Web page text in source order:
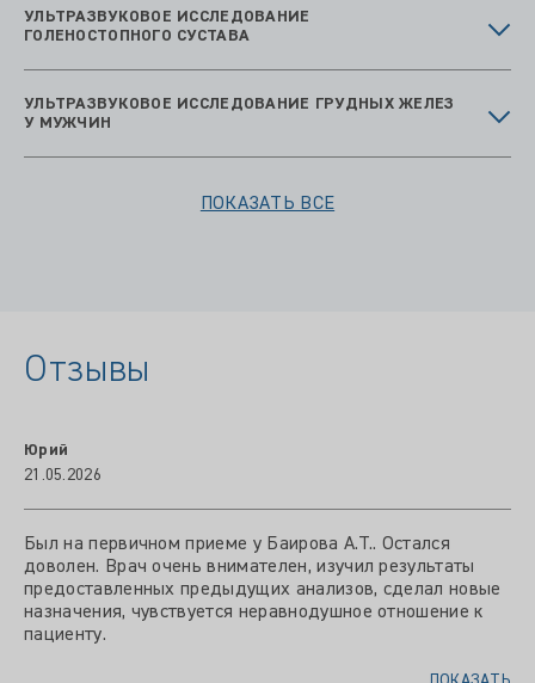
УЛЬТРАЗВУКОВОЕ ИССЛЕДОВАНИЕ
ГОЛЕНОСТОПНОГО СУСТАВА
УЛЬТРАЗВУКОВОЕ ИССЛЕДОВАНИЕ ГРУДНЫХ ЖЕЛЕЗ
У МУЖЧИН
ПОКАЗАТЬ ВСЕ
Отзывы
Юрий
21.05.2026
Был на первичном приеме у Баирова А.Т.. Остался
доволен. Врач очень внимателен, изучил результаты
предоставленных предыдущих анализов, сделал новые
назначения, чувствуется неравнодушное отношение к
пациенту.